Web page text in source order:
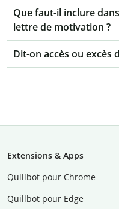
Que faut-il inclure
lettre de motivation ?
Dit-on accès ou excès
Extensions & Apps
Quillbot pour Chrome
Quillbot pour Edge